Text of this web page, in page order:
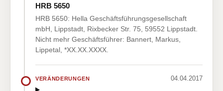
HRB 5650
HRB 5650: Hella Geschäftsführungsgesellschaft
mbH, Lippstadt, Rixbecker Str. 75, 59552 Lippstadt.
Nicht mehr Geschäftsführer: Bannert, Markus,
Lippetal, *XX.XX.XXXX.
VERÄNDERUNGEN 04.04.2017